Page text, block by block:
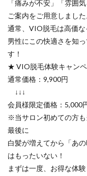
「痛みが不安」「雰囲
ご案内をご用意しました
通常、VIO脱毛は高価
男性にこの快適さを知
す！
★ VIO脱毛体験キャン
通常価格：9,900円
↓↓↓
会員様限定価格：5,000
※当サロン初めての方も
最後に
白髪が増えてから「あ
はもったいない！
まずは一度、お得な体